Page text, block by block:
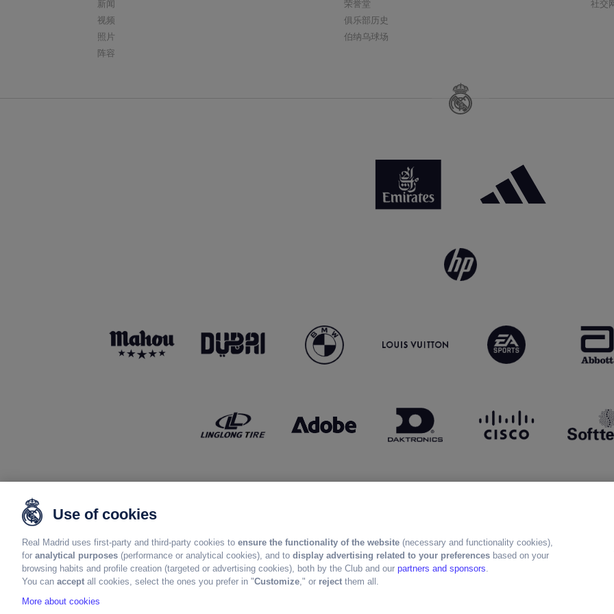
新闻
视频
照片
阵容
荣誉堂
俱乐部历史
伯纳乌球场
社交
Use of cookies
Real Madrid uses first-party and third-party cookies to ensure the functionality of the website (necessary and functionality cookies),
for analytical purposes (performance or analytical cookies), and to display advertising related to your preferences based on your
browsing habits and profile creation (targeted or advertising cookies), both by the Club and our partners and sponsors.
You can accept all cookies, select the ones you prefer in "Customize," or reject them all.
More about cookies